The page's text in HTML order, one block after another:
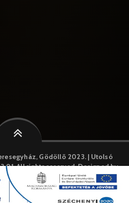
Gödöllõ 2023. | Utolsó
All rights reserved. Designed by
MySystem
használ. A weboldal további
a cookie-k használatát.